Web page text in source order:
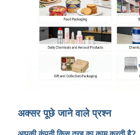
अक्सर पूछे जाने वाले प्रश्न